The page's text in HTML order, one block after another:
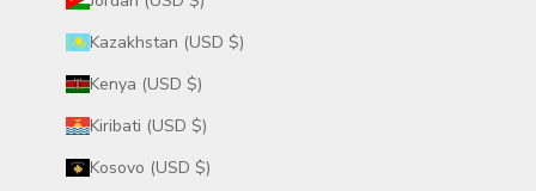
Kazakhstan (USD $)
Kenya (USD $)
Kiribati (USD $)
Kosovo (USD $)